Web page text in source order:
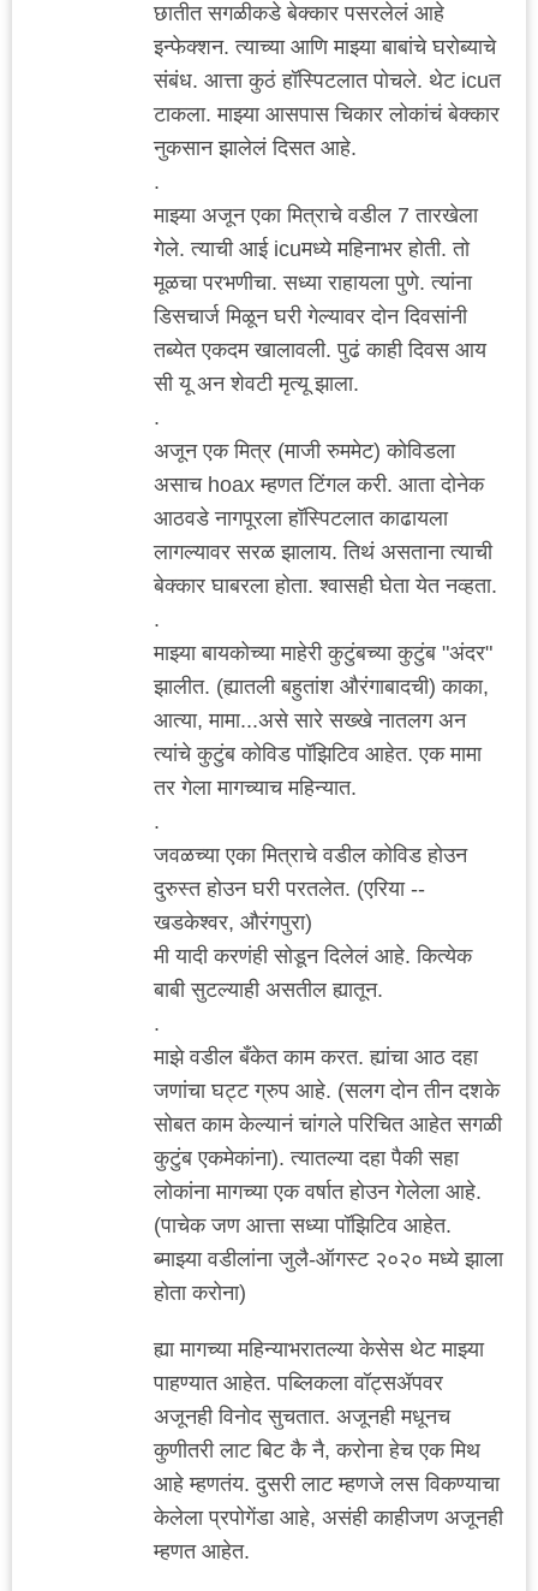
छातीत सगळीकडे बेक्कार पसरलेलं आहे
इन्फेक्शन. त्याच्या आणि माझ्या बाबांचे घरोब्याचे
संबंध. आत्ता कुठं हॉस्पिटलात पोचले. थेट icuत
टाकला. माझ्या आसपास चिकार लोकांचं बेक्कार
नुकसान झालेलं दिसत आहे.
.
माझ्या अजून एका मित्राचे वडील 7 तारखेला
गेले. त्याची आई icuमध्ये महिनाभर होती. तो
मूळचा परभणीचा. सध्या राहायला पुणे. त्यांना
डिसचार्ज मिळून घरी गेल्यावर दोन दिवसांनी
तब्येत एकदम खालावली. पुढं काही दिवस आय
सी यू अन शेवटी मृत्यू झाला.
.
अजून एक मित्र (माजी रुममेट) कोविडला
असाच hoax म्हणत टिंगल करी. आता दोनेक
आठवडे नागपूरला हॉस्पिटलात काढायला
लागल्यावर सरळ झालाय. तिथं असताना त्याची
बेक्कार घाबरला होता. श्वासही घेता येत नव्हता.
.
माझ्या बायकोच्या माहेरी कुटुंबच्या कुटुंब "अंदर"
झालीत. (ह्यातली बहुतांश औरंगाबादची) काका,
आत्या, मामा...असे सारे सख्खे नातलग अन
त्यांचे कुटुंब कोविड पॉझिटिव आहेत. एक मामा
तर गेला मागच्याच महिन्यात.
.
जवळच्या एका मित्राचे वडील कोविड होउन
दुरुस्त होउन घरी परतलेत. (एरिया --
खडकेश्वर, औरंगपुरा)
मी यादी करणंही सोडून दिलेलं आहे. कित्येक
बाबी सुटल्याही असतील ह्यातून.
.
माझे वडील बँकेत काम करत. ह्यांचा आठ दहा
जणांचा घट्ट ग्रुप आहे. (सलग दोन तीन दशके
सोबत काम केल्यानं चांगले परिचित आहेत सगळी
कुटुंब एकमेकांना). त्यातल्या दहा पैकी सहा
लोकांना मागच्या एक वर्षात होउन गेलेला आहे.
(पाचेक जण आत्ता सध्या पॉझिटिव आहेत.
ब्माझ्या वडीलांना जुलै-ऑगस्ट २०२० मध्ये झाला
होता करोना)
ह्या मागच्या महिन्याभरातल्या केसेस थेट माझ्या
पाहण्यात आहेत. पब्लिकला वॉट्सॲपवर
अजूनही विनोद सुचतात. अजूनही मधूनच
कुणीतरी लाट बिट कै नै, करोना हेच एक मिथ
आहे म्हणतंय. दुसरी लाट म्हणजे लस विकण्याचा
केलेला प्रपोगेंडा आहे, असंही काहीजण अजूनही
म्हणत आहेत.